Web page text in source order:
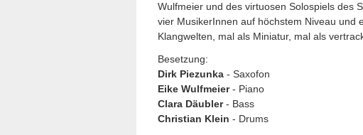
Wulfmeier und des virtuosen Solospiels des
vier MusikerInnen auf höchstem Niveau und
Klangwelten, mal als Miniatur, mal als
Besetzung:
Dirk Piezunka - Saxofon
Eike Wulfmeier- Piano
Clara Däubler- Bass
Christian Klein - Drums